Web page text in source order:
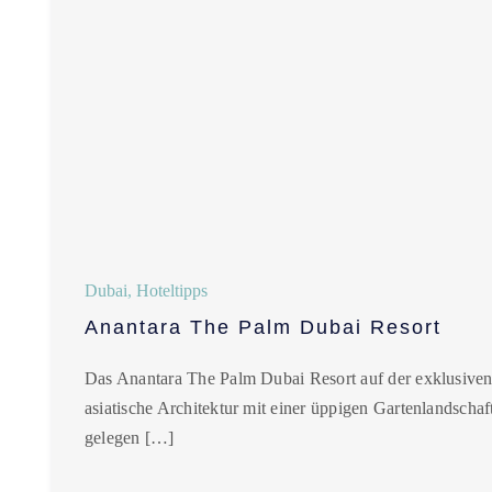
Dubai, Hoteltipps
Anantara The Palm Dubai Resort
Das Anantara The Palm Dubai Resort auf der
asiatische Architektur mit einer üppigen
gelegen […]